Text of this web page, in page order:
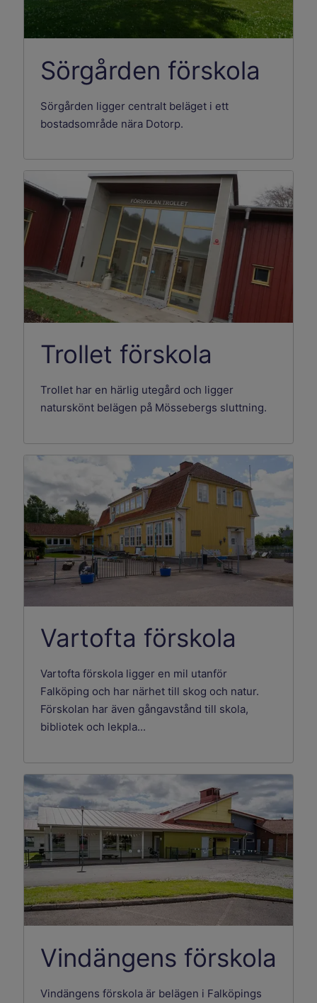
Sörgården förskola
Sörgården ligger centralt beläget i ett
bostadsområde nära Dotorp.
Trollet förskola
Trollet har en härlig utegård och ligger
naturskönt belägen på Mössebergs sluttning.
Vartofta förskola
Vartofta förskola ligger en mil utanför
Falköping och har närhet till skog och natur.
Förskolan har även gångavstånd till skola,
bibliotek och lekpla...
Vindängens förskola
Vindängens förskola är belägen i Falköpings